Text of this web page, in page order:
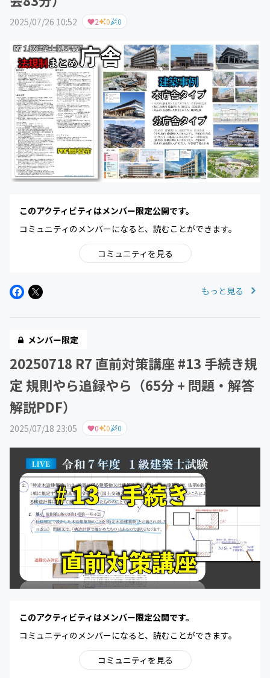
2025/07/26 10:52 2 0 0
このアクティビティはメンバー限定公開です。
コミュニティのメンバーになると、読むことができます。
コミュニティを見る
もっと見る
メンバー限定
20250718 R7 直前対策講座 #13 手続き規
定 規則やら追録やら（65分 + 問題・解答
解説PDF）
2025/07/18 23:05 0 0 0
このアクティビティはメンバー限定公開です。
コミュニティのメンバーになると、読むことができます。
コミュニティを見る